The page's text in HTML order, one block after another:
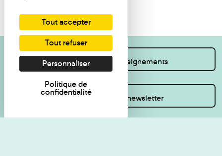
Je souhaite des renseignements
Inscrivez-vous à la newsletter
Tout accepter
Tout refuser
Personnaliser
Politique de
confidentialité